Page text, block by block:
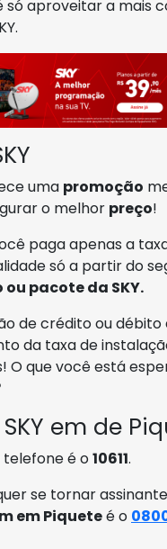
só aproveitar a mais
uma promoção
o melhor preço!
paga apenas a
só a partir do
ou pacote da SKY.
de crédito ou
da taxa de
O que você está
em de
telefone é o10611.
se tornar
em Piqueteé o